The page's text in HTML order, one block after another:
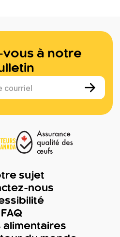
à notre
courriel
sujet
nous
FAQ
alimentaires